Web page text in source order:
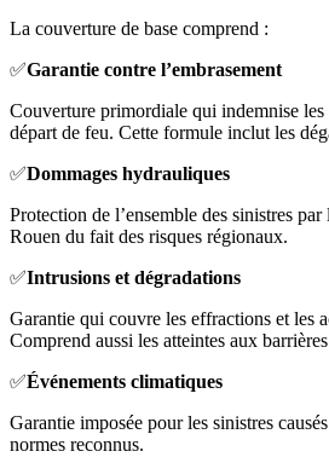
La couverture de base comprend :
✅Garantie contre l’embrasement
Couverture primordiale qui indemnise les
départ de feu. Cette formule inclut les
✅Dommages hydrauliques
Protection de l’ensemble des sinistres
Rouen du fait des risques régionaux.
✅Intrusions et dégradations
Garantie qui couvre les effractions et les
Comprend aussi les atteintes aux
✅Événements climatiques
Garantie imposée pour les sinistres
normes reconnus.